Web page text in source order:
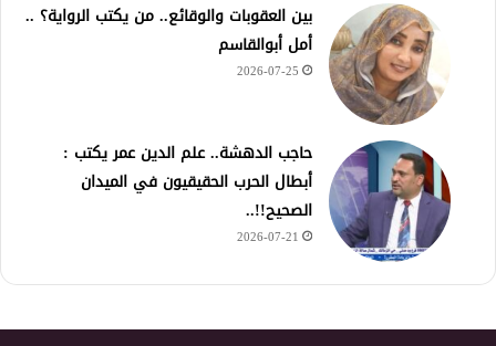
بين العقوبات والوقائع.. من يكتب الرواية؟ ..
أمل أبوالقاسم
2026-07-25
حاجب الدهشة.. علم الدين عمر يكتب :
أبطال الحرب الحقيقيون في الميدان
الصحيح!!..
2026-07-21